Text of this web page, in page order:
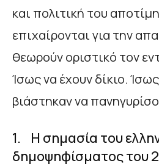
και πολιτική του
επιχαίρονται για την
θεωρούν οριστικό τον
Ίσως να έχουν δίκιο.
βιάστηκαν να
1. Η σημασία του
δημοψηφίσματος του